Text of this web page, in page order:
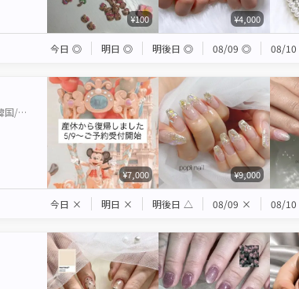
¥100 ¥4,000
今日 ◎ 明日 ◎ 明後日 ◎ 08/09 ◎ 08/10
popi nail✯ワンホン/韓国/持ち込み✯
¥7,000 ¥9,000
今日 × 明日 × 明後日 △ 08/09 × 08/10